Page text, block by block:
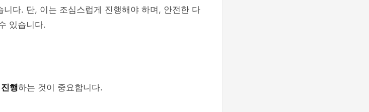
다. 단, 이는 조심스럽게 진행해야 하며, 안전한 다
있습니다.
행하는 것이 중요합니다.